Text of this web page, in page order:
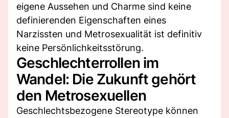
eigene Aussehen und Charme sind keine
definierenden Eigenschaften eines
Narzissten und Metrosexualität ist definitiv
keine Persönlichkeitsstörung.
Geschlechterrollen im
Wandel: Die Zukunft gehört
den Metrosexuellen
Geschlechtsbezogene Stereotype können